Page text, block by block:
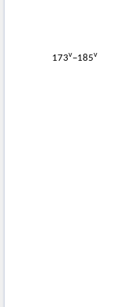
173v−185v